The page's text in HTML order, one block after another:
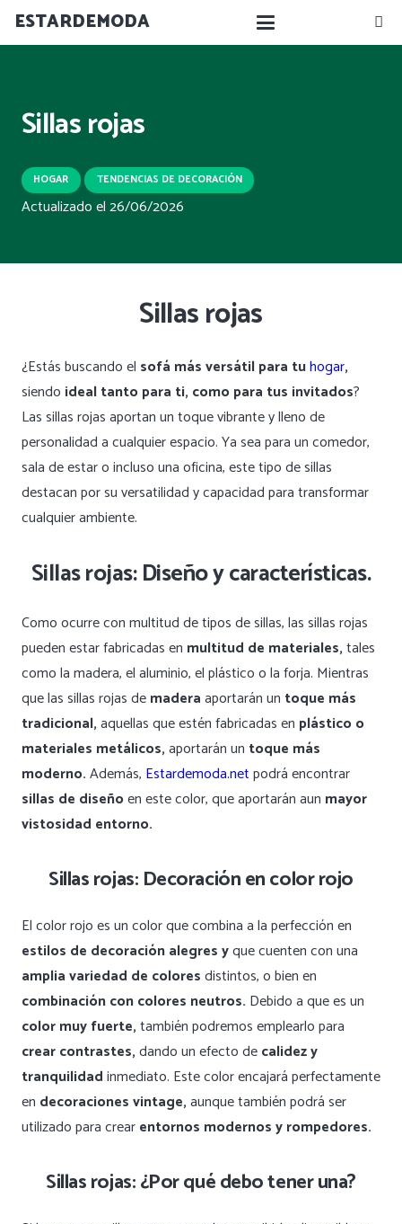
ESTARDEMODA
Sillas rojas
HOGAR TENDENCIAS DE DECORACIÓN
Actualizado el26/06/2026
Sillas rojas
¿Estás buscando el sofá más versátil para tuhogar,
siendo ideal tanto para ti, como para tus invitados?
Las sillas rojas aportan un toque vibrante y lleno de
personalidad a cualquier espacio. Ya sea para un comedor,
sala de estar o incluso una oficina, este tipo de sillas
destacan por su versatilidad y capacidad para transformar
cualquier ambiente.
Sillas rojas: Diseño y características.
Como ocurre con multitud de tipos de sillas, las sillas rojas
pueden estar fabricadas en multitud de materiales,tales
como la madera, el aluminio, el plástico o la forja. Mientras
que las sillas rojas demaderaaportarán un toque más
tradicional,aquellas que estén fabricadas en plástico o
materiales metálicos,aportarán un toque más
moderno.Además, Estardemoda.netpodrá encontrar
sillas de diseñoen este color, que aportarán aun mayor
vistosidad entorno.
Sillas rojas: Decoración en color rojo
El color rojo es un color que combina a la perfección en
estilos de decoración alegres yque cuenten con una
amplia variedad de coloresdistintos, o bien en
combinación con colores neutros. Debido a que es un
color muy fuerte,también podremos emplearlo para
crear contrastes,dando un efecto decalidez y
tranquilidadinmediato. Este color encajará perfectamente
en decoraciones vintage,aunque también podrá ser
utilizado para crearentornos modernos y rompedores.
Sillas rojas: ¿Por qué debo tener una?